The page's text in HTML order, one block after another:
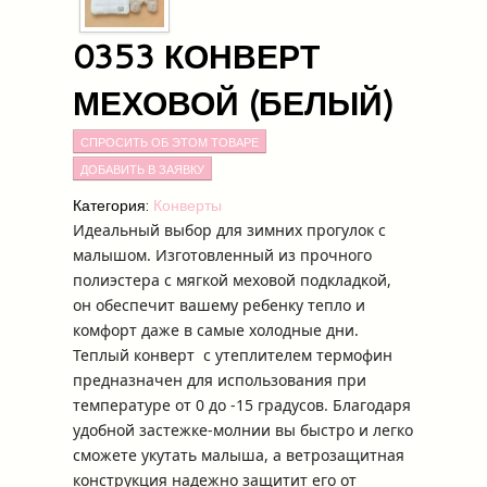
0353 КОНВЕРТ
МЕХОВОЙ (БЕЛЫЙ)
СПРОСИТЬ ОБ ЭТОМ ТОВАРЕ
Категория: Конверты
Идеальный выбор для зимних прогулок с
малышом. Изготовленный из прочного
полиэстера с мягкой меховой подкладкой,
он обеспечит вашему ребенку тепло и
комфорт даже в самые холодные дни.
Теплый конверт с утеплителем термофин
предназначен для использования при
температуре от 0 до -15 градусов. Благодаря
удобной застежке-молнии вы быстро и легко
сможете укутать малыша, а ветрозащитная
конструкция надежно защитит его от